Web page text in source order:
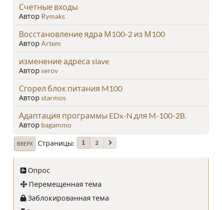
Счетные входы
Автор Rymaks
Восстановление ядра М100-2 из М100
Автор Artem
изменение адреса slave
Автор serov
Сгорел блок питания M100
Автор starmos
Адаптация программы EDx-N для M-100-2B.
Автор bagammo
ВВЕРХ Страницы 1 2
Опрос
Перемещенная тема
Заблокированная тема